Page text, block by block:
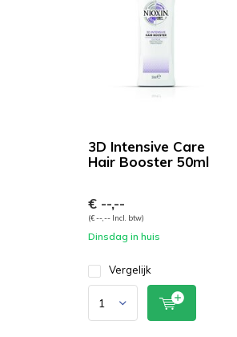
3D Intensive Care
Hair Booster 50ml
€ --,--
(€ --,-- Incl. btw)
Dinsdag in huis
Vergelijk